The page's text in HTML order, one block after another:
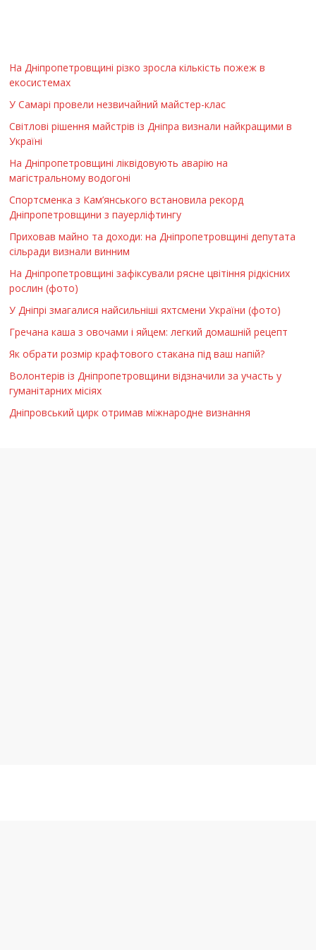
На Дніпропетровщині різко зросла кількість пожеж в
екосистемах
У Самарі провели незвичайний майстер-клас
Світлові рішення майстрів із Дніпра визнали найкращими в
Україні
На Дніпропетровщині ліквідовують аварію на
магістральному водогоні
Спортсменка з Кам’янського встановила рекорд
Дніпропетровщини з пауерліфтингу
Приховав майно та доходи: на Дніпропетровщині депутата
сільради визнали винним
На Дніпропетровщині зафіксували рясне цвітіння рідкісних
рослин (фото)
У Дніпрі змагалися найсильніші яхтсмени України (фото)
Гречана каша з овочами і яйцем: легкий домашній рецепт
Як обрати розмір крафтового стакана під ваш напій?
Волонтерів із Дніпропетровщини відзначили за участь у
гуманітарних місіях
Дніпровський цирк отримав міжнародне визнання